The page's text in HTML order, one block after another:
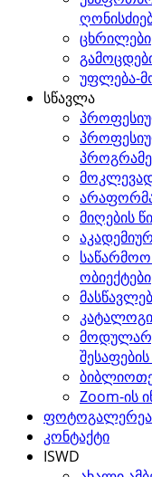
ცხრილები
უფლება-
სწავლა
მიღების
ობიექტები
კატალოგი
შესაფების
Zoom-ის
ფოტოგალერეა
კონტაქტი
ISWD